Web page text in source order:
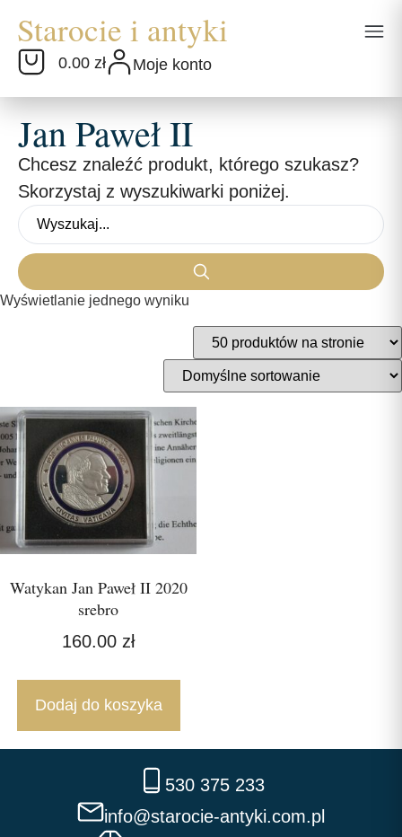
0.00 zł Moje konto
Jan Paweł II
Chcesz znaleźć produkt, którego szukasz?
Skorzystaj z wyszukiwarki poniżej.
Wyświetlanie jednego wyniku
Watykan Jan Paweł II 2020
srebro
160.00 zł
Dodaj do koszyka
530 375 233
info@starocie-antyki.com.pl